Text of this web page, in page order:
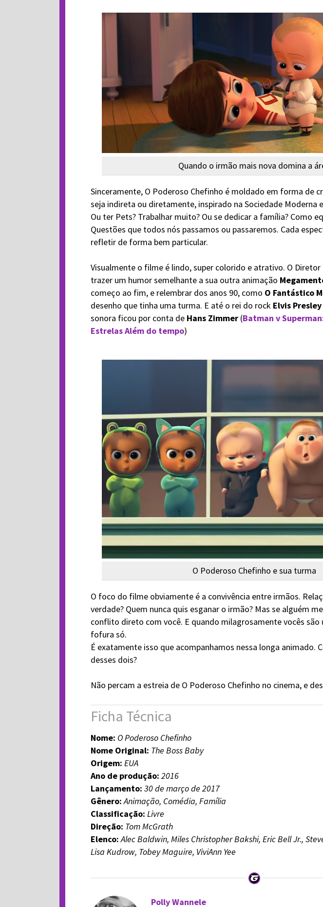
Quando o irmão mais nova domina a
Sinceramente, O Poderoso Chefinho é moldado em forma de
seja indireta ou diretamente, inspirado na Sociedade Moderna
Ou ter Pets? Trabalhar muito? Ou se dedicar a família? Como
Questões que todos nós passamos ou passaremos. Cada
refletir de forma bem particular.
Visualmente o filme é lindo, super colorido e atrativo. O Diretor
trazer um humor semelhante a sua outra animação
começo ao fim, e relembrar dos anos 90, como O Fantástico
desenho que tinha uma turma. E até o rei do rockElvis Presley
sonora ficou por conta deHans Zimmer(Batman v
Estrelas Além do tempo)
O Poderoso Chefinho e sua turma
O foco do filme obviamente é a convivência entre irmãos.
verdade? Quem nunca quis esganar o irmão? Mas se alguém
conflito direto com você. E quando milagrosamente vocês são
fofura só.
É exatamente isso que acompanhamos nessa longa animado.
desses dois?
Não percam a estreia de O Poderoso Chefinho no cinema, e
Ficha Técnica
Nome: O Poderoso Chefinho
Nome Original: The Boss Baby
Origem: EUA
Ano de produção: 2016
Lançamento: 30de março de 2017
Gênero:Animação, Comédia, Família
Classificação: Livre
Direção: Tom McGrath
Elenco:Alec Baldwin, Miles Christopher Bakshi, Eric Bell Jr.,
Lisa Kudrow, Tobey Maguire, ViviAnn Yee
Polly Wannele